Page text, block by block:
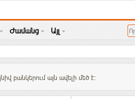
Ժամանց Այլ
բանկերում այն ավելի մեծ է: